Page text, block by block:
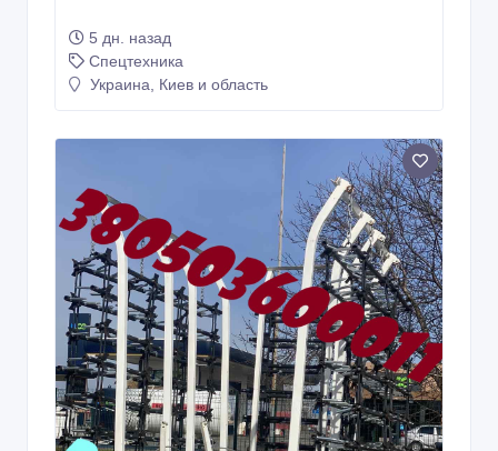
5 дн. назад
Спецтехника
Украина, Киев и область